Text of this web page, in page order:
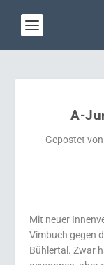
A-
Gepostet von
Mit neuer
Vimbuch gegen
Bühlertal. Zwar